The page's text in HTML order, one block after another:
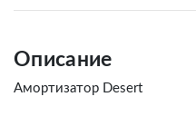
Описание
Амортизатор Desert